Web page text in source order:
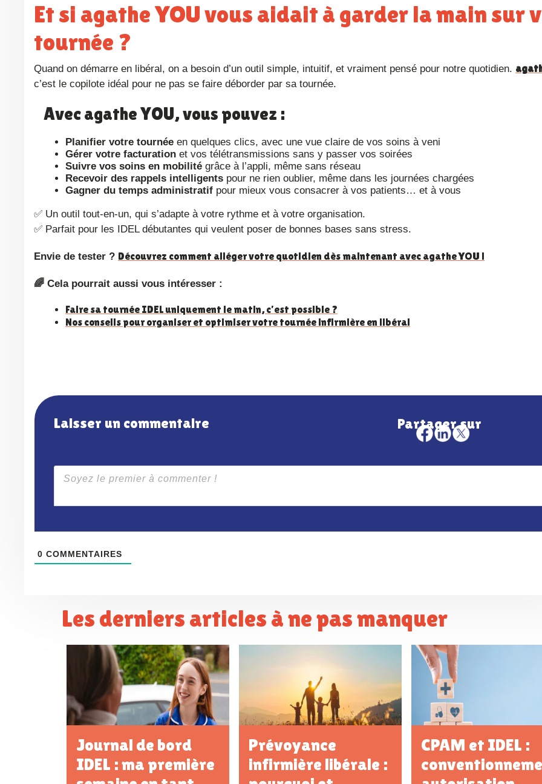
Et si agathe YOU vous aidait à garder la main sur votre
tournée ?
Quand on démarre en libéral, on a besoin d’un outil simple, intuitif, et vraiment pensé pour notre quotidien.
c’est le copilote idéal pour ne pas se faire déborder par sa tournée.
Avec agathe YOU, vous pouvez :
Planifier votre tournée en quelques clics, avec une vue claire de vos soins à veni
Gérer votre facturation et vos télétransmissions sans y passer vos soirées
Suivre vos soins en mobilité grâce à l’appli, même sans réseau
Recevoir des rappels intelligents pour ne rien oublier, même dans les journées chargées
Gagner du temps administratif pour mieux vous consacrer à vos patients… et à vous
✅ Un outil tout-en-un, qui s’adapte à votre rythme et à votre organisation.
✅ Parfait pour les IDEL débutantes qui veulent poser de bonnes bases sans stress.
Envie de tester ? Découvrez comment alléger votre quotidien dès maintenant avec agathe YOU !
🌈 Cela pourrait aussi vous intéresser :
Faire sa tournée IDEL uniquement le matin, c’est possible ?
Nos conseils pour organiser et optimiser votre tournée infirmière en libéral
Laisser un commentaire Partager sur
0 COMMENTAIRES
Les derniers articles à ne pas manquer
Journal de bord
IDEL : ma première
Prévoyance
infirmière libérale :
CPAM et IDEL :